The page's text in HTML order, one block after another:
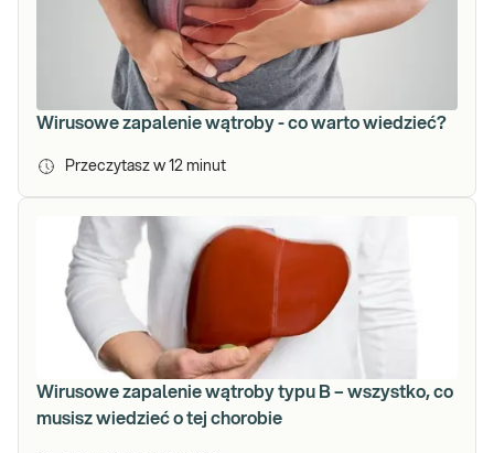
Wirusowe zapalenie wątroby - co warto wiedzieć?
Przeczytasz w 12 minut
Wirusowe zapalenie wątroby typu B – wszystko, co
musisz wiedzieć o tej chorobie